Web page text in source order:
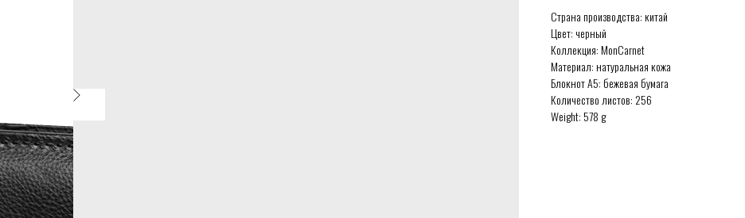
Страна производства: китай
Цвет: черный
Коллекция: MonCarnet
Материал: натуральная кожа
Блокнот А5: бежевая бумага
Количество листов: 256
Weight: 578 g